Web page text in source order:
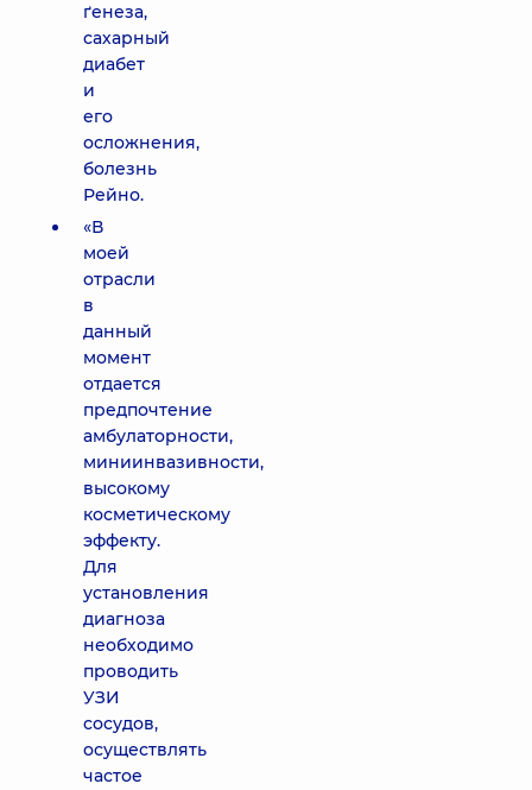
ґенеза,
сахарный
диабет
и
его
осложнения,
болезнь
Рейно.
«В
моей
отрасли
в
данный
момент
отдается
предпочтение
амбулаторности,
миниинвазивности,
высокому
косметическому
эффекту.
Для
установления
диагноза
необходимо
проводить
УЗИ
сосудов,
осуществлять
частое